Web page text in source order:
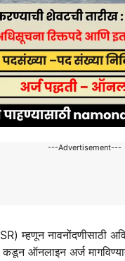
---Advertisement---
नावनोंदणीसाठी
कडून ऑनलाइन अर्ज